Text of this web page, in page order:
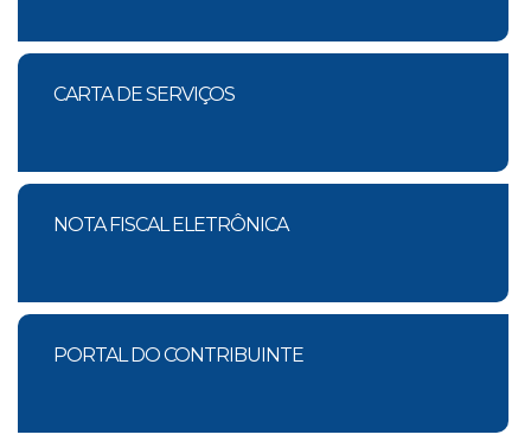
CARTA DE SERVIÇOS
NOTA FISCAL ELETRÔNICA
PORTAL DO CONTRIBUINTE